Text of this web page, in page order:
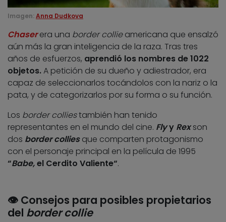
Imagen: Anna Dudkova
Chaser era una border collieamericana que ensalzó
aún más la gran inteligencia de la raza. Tras tres
años de esfuerzos, aprendió los nombres de 1022
objetos.A petición de su dueño y adiestrador, era
capaz de seleccionarlos tocándolos con la nariz o la
pata, y de categorizarlos por su forma o su función.
Los border colliestambién han tenido
representantes en el mundo del cine. Flyy Rex son
dos border colliesque comparten protagonismo
con el personaje principal en la película de 1995
“Babe,el Cerdito Valiente“.
👁️ Consejos para posibles propietarios
del border collie